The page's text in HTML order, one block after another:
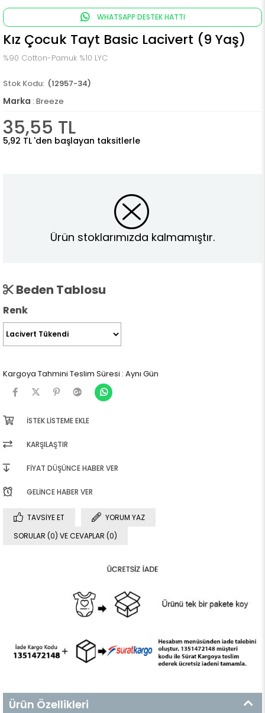
WHATSAPP DESTEK HATTI
Kız Çocuk Tayt Basic Lacivert (9 Yaş)
%90 Cotton-Pamuk %10 LYC
(12957-34)
Marka : Breeze
35,55 TL
5,92 TL 'den başlayan taksitlerle
Ürün stoklarımızda kalmamıştır.
Beden Tablosu
Renk
Kargoya Tahmini Teslim Süresi : Aynı Gün
İSTEK LISTEME EKLE
KARŞILAŞTIR
FIYAT DÜŞÜNCE HABER VER
GELINCE HABER VER
TAVSIYE ET
YORUM YAZ
SORULAR (0) VE CEVAPLAR (0)
Ürün Özellikleri